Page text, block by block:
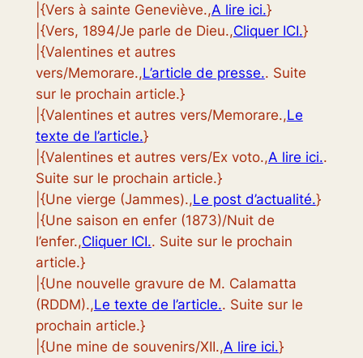
|{Vers à sainte Geneviève.,A lire ici.}
|{Vers, 1894/Je parle de Dieu.,Cliquer ICI.}
|{Valentines et autres
vers/Memorare.,L’article de presse.. Suite
sur le prochain article.}
|{Valentines et autres vers/Memorare.,Le
texte de l’article.}
|{Valentines et autres vers/Ex voto.,A lire ici..
Suite sur le prochain article.}
|{Une vierge (Jammes).,Le post d’actualité.}
|{Une saison en enfer (1873)/Nuit de
l’enfer.,Cliquer ICI.. Suite sur le prochain
article.}
|{Une nouvelle gravure de M. Calamatta
(RDDM).,Le texte de l’article.. Suite sur le
prochain article.}
|{Une mine de souvenirs/XII.,A lire ici.}